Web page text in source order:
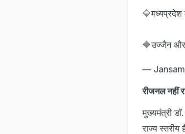
🔷मध्यप्रदेश
🔷उज्जैन और
—
रीजनल नहीं
मुख्यमंत्री
राज्य